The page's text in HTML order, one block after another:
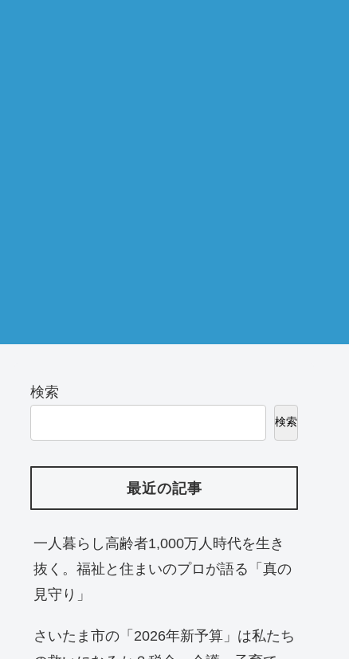
検索
検索
最近の記事
一人暮らし高齢者1,000万人時代を生き
抜く。福祉と住まいのプロが語る「真の
見守り」
さいたま市の「2026年新予算」は私たち